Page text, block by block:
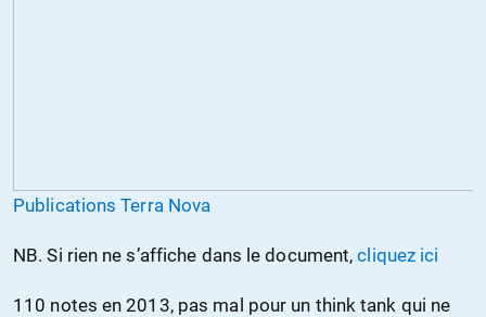
Publications Terra Nova
NB. Si rien ne s’affiche dans le document,cliquez ici
110 notes en 2013, pas mal pour un think tank qui ne